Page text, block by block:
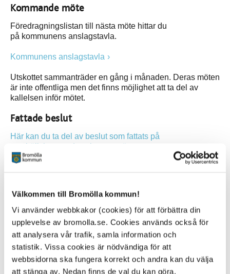
Välkommen till Bromölla kommun!
Vi använder webbkakor (cookies) för att förbättra din
upplevelse av bromolla.se. Cookies används också för
att analysera vår trafik, samla information och
statistik. Vissa cookies är nödvändiga för att
webbsidorna ska fungera korrekt och andra kan du välja
att stänga av. Nedan finns de val du kan göra.
Kommande möte
Föredragningslistan till nästa möte hittar du
på kommunens anslagstavla.
Kommunens anslagstavla
Utskottet sammanträder en gång i månaden. Deras möten
är inte offentliga men det finns möjlighet att ta del av
kallelsen inför mötet.
Fattade beslut
Här kan du ta del av beslut som fattats på
samhällsbyggnadsutskottets möten
följande områden:
Infrastruktur och kommunikationer
Kommunalteknik inkl. fastigheter
Renhållning
Räddning och skydd (inte myndighetsfrågor)